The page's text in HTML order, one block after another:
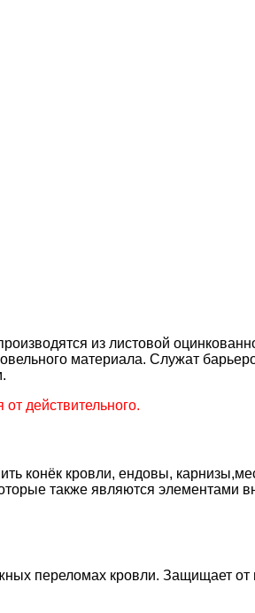
из листовой
материала. Служат
действительного.
кровли, ендовы,
также являются элементами
переломах кровли. Защищает от